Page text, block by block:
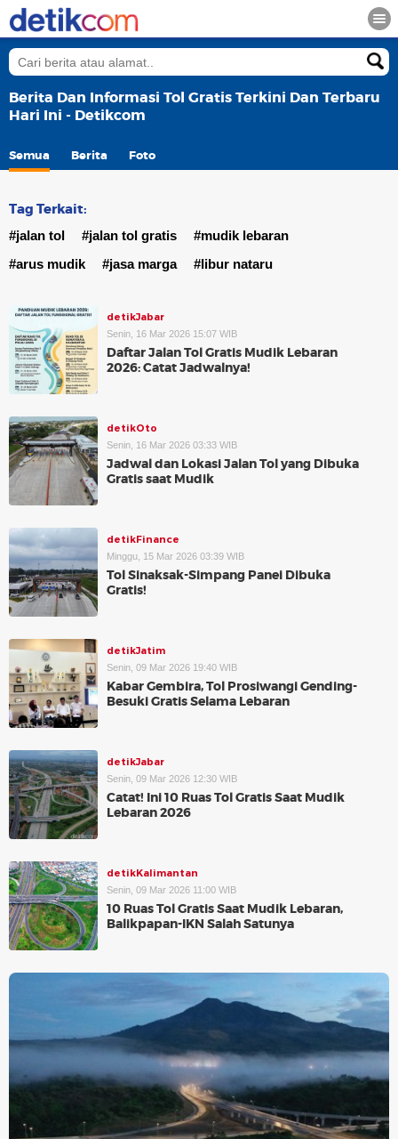
Berita Dan Informasi Tol Gratis Terkini Dan Terbaru
Hari Ini - Detikcom
Semua Berita Foto
Tag Terkait:
#jalan tol #jalan tol gratis
#mudik lebaran
#arus mudik
#jasa marga #libur nataru
detikJabar
Senin, 16 Mar 2026 15:07 WIB
Daftar Jalan Tol Gratis Mudik Lebaran
2026: Catat Jadwalnya!
detikOto
Senin, 16 Mar 2026 03:33 WIB
Jadwal dan Lokasi Jalan Tol yang Dibuka
Gratis saat Mudik
detikFinance
Minggu, 15 Mar 2026 03:39 WIB
Tol Sinaksak-Simpang Panei Dibuka
Gratis!
detikJatim
Senin, 09 Mar 2026 19:40 WIB
Kabar Gembira, Tol Prosiwangi Gending-
Besuki Gratis Selama Lebaran
detikJabar
Senin, 09 Mar 2026 12:30 WIB
Catat! Ini 10 Ruas Tol Gratis Saat Mudik
Lebaran 2026
detikKalimantan
Senin, 09 Mar 2026 11:00 WIB
10 Ruas Tol Gratis Saat Mudik Lebaran,
Balikpapan-IKN Salah Satunya